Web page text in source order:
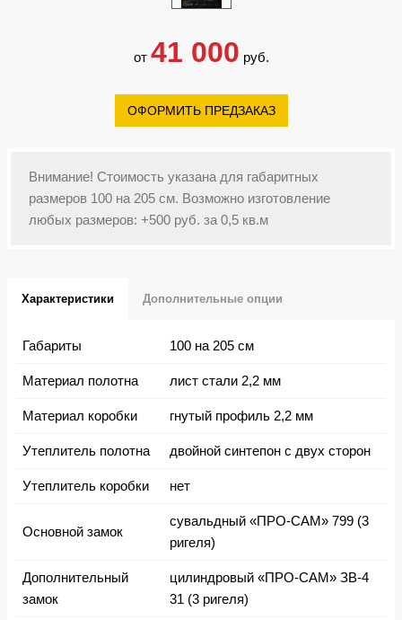
от 41 000 руб.
ОФОРМИТЬ ПРЕДЗАКАЗ
Внимание! Стоимость указана для габаритных
размеров 100 на 205 см. Возможно изготовление
любых размеров: +500 руб. за 0,5 кв.м
Характеристики Дополнительные опции
Габариты 100 на 205 см
Материал полотна лист стали 2,2 мм
Материал коробки гнутый профиль 2,2 мм
Утеплитель полотна двойной синтепон с двух сторон
Утеплитель коробки нет
Основной замок
сувальдный «ПРО-САМ» 799 (3
ригеля)
Дополнительный
замок
цилиндровый «ПРО-САМ» ЗВ-4
31 (3 ригеля)